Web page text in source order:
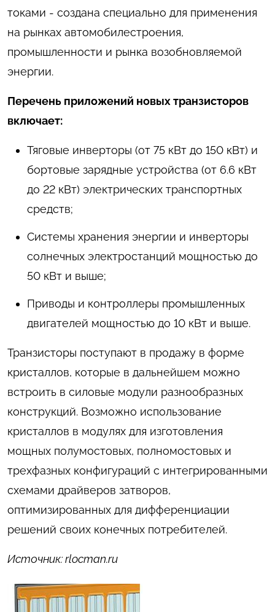
токами - создана специально для применения
на рынках автомобилестроения,
промышленности и рынка возобновляемой
энергии.
Перечень приложений новых транзисторов
включает:
Тяговые инверторы (от 75 кВт до 150 кВт) и
бортовые зарядные устройства (от 6.6 кВт
до 22 кВт) электрических транспортных
средств;
Системы хранения энергии и инверторы
солнечных электростанций мощностью до
50 кВт и выше;
Приводы и контроллеры промышленных
двигателей мощностью до 10 кВт и выше.
Транзисторы поступают в продажу в форме
кристаллов, которые в дальнейшем можно
встроить в силовые модули разнообразных
конструкций. Возможно использование
кристаллов в модулях для изготовления
мощных полумостовых, полномостовых и
трехфазных конфигураций с интегрированными
схемами драйверов затворов,
оптимизированных для дифференциации
решений своих конечных потребителей.
Источник: rlocman.ru